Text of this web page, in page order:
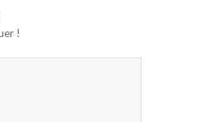
!